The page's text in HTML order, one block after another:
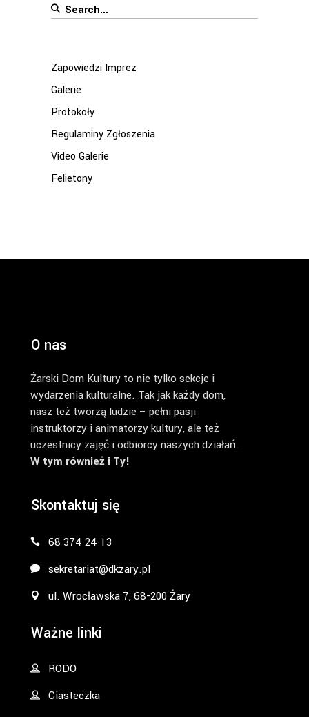
Search
Zapowiedzi Imprez
Galerie
Protokoły
Regulaminy Zgłoszenia
Video Galerie
Felietony
O nas
Żarski Dom Kultury to nie tylko sekcje i
wydarzenia kulturalne. Tak jak każdy dom,
nasz też tworzą ludzie – pełni pasji
instruktorzy i animatorzy kultury, ale też
uczestnicy zajęć i odbiorcy naszych działań.
W tym również i Ty!
Skontaktuj się
68 374 24 13
sekretariat@dkzary.pl
ul. Wrocławska 7, 68-200 Żary
Ważne linki
RODO
Ciasteczka